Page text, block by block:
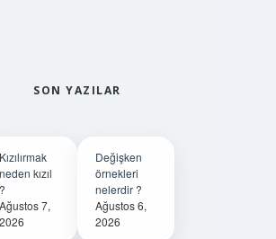
SON YAZILAR
Kızılırmak
neden kızıl
?
Ağustos 7,
2026
Değişken
örnekleri
nelerdir ?
Ağustos 6,
2026